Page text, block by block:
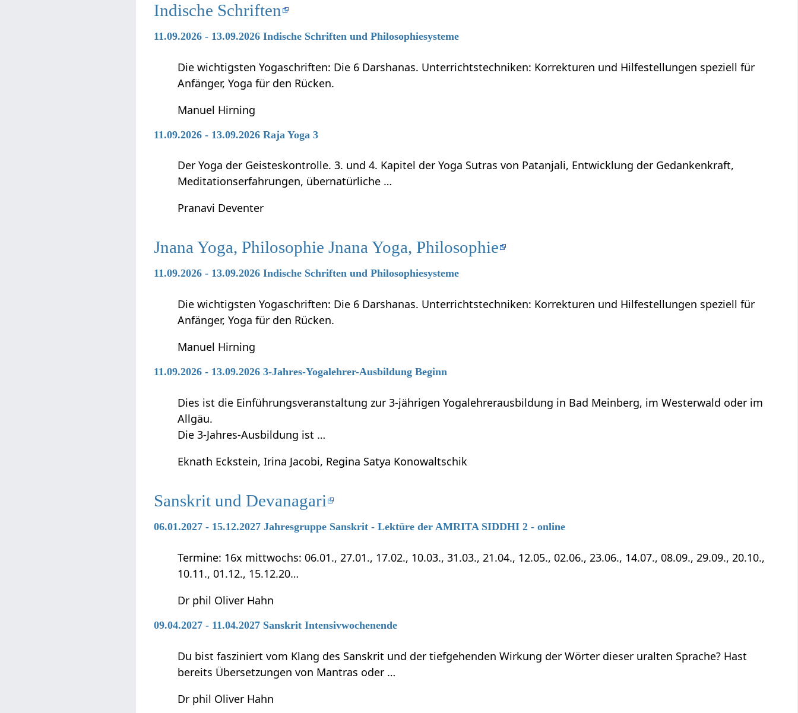
Indische Schriften
11.09.2026 - 13.09.2026 Indische Schriften und Philosophiesysteme
Die wichtigsten Yogaschriften: Die 6 Darshanas. Unterrichtstechniken: Korrekturen und Hilfestellungen speziell für
Anfänger, Yoga für den Rücken.
Manuel Hirning
11.09.2026 - 13.09.2026 Raja Yoga 3
Der Yoga der Geisteskontrolle. 3. und 4. Kapitel der Yoga Sutras von Patanjali, Entwicklung der Gedankenkraft,
Meditationserfahrungen, übernatürliche …
Pranavi Deventer
Jnana Yoga, Philosophie Jnana Yoga, Philosophie
11.09.2026 - 13.09.2026 Indische Schriften und Philosophiesysteme
Die wichtigsten Yogaschriften: Die 6 Darshanas. Unterrichtstechniken: Korrekturen und Hilfestellungen speziell für
Anfänger, Yoga für den Rücken.
Manuel Hirning
11.09.2026 - 13.09.2026 3-Jahres-Yogalehrer-Ausbildung Beginn
Dies ist die Einführungsveranstaltung zur 3-jährigen Yogalehrerausbildung in Bad Meinberg, im Westerwald oder im
Allgäu.
Die 3-Jahres-Ausbildung ist …
Eknath Eckstein, Irina Jacobi, Regina Satya Konowaltschik
Sanskrit und Devanagari
06.01.2027 - 15.12.2027 Jahresgruppe Sanskrit - Lektüre der AMRITA SIDDHI 2 - online
Termine: 16x mittwochs: 06.01., 27.01., 17.02., 10.03., 31.03., 21.04., 12.05., 02.06., 23.06., 14.07., 08.09., 29.09., 20.10.,
10.11., 01.12., 15.12.20…
Dr phil Oliver Hahn
09.04.2027 - 11.04.2027 Sanskrit Intensivwochenende
Du bist fasziniert vom Klang des Sanskrit und der tiefgehenden Wirkung der Wörter dieser uralten Sprache? Hast
bereits Übersetzungen von Mantras oder …
Dr phil Oliver Hahn